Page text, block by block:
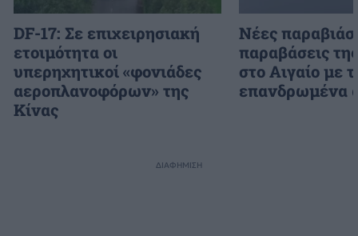
DF-17: Σε επιχειρησιακή
ετοιμότητα οι
υπερηχητικοί «φονιάδες
αεροπλανοφόρων» της
Κίνας
Νέες
παραβάσεις
στο Αιγαίο με
επανδρωμένα
ΔΙΑΦΗΜΙΣΗ